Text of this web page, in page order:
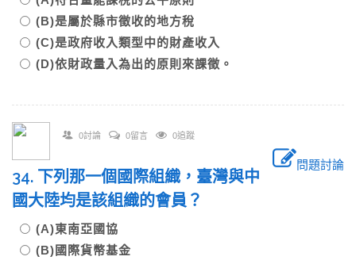
(B)是屬於縣市徵收的地方稅
(C)是政府收入類型中的財產收入
(D)依財政量入為出的原則來課徵。
0討論 0留言 0追蹤
問題討論
34. 下列那一個國際組織，臺灣與中
國大陸均是該組織的會員？
(A)東南亞國協
(B)國際貨幣基金